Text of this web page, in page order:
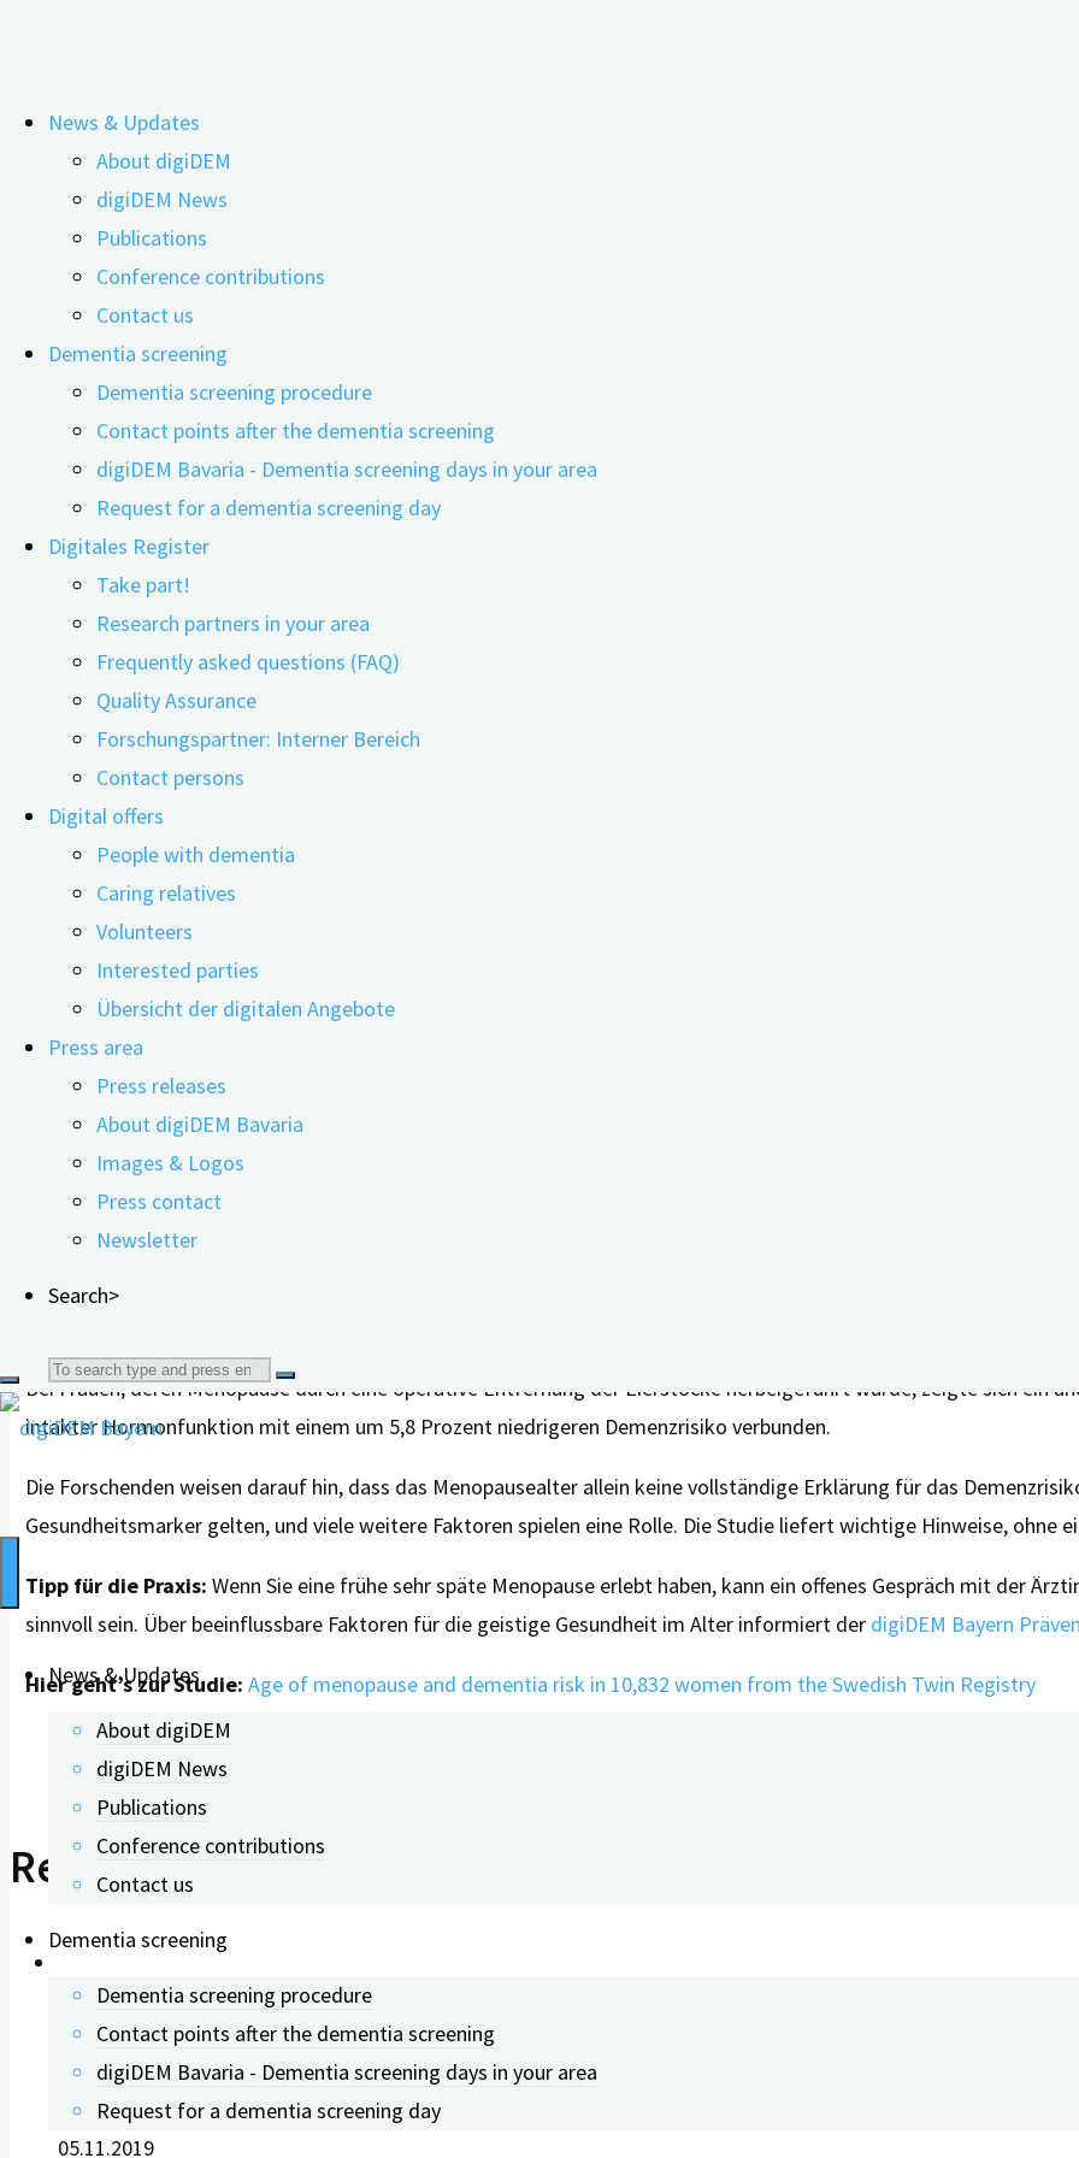
to
content
News & Updates
About digiDEM
digiDEM News
Publications
Conference contributions
Contact us
Dementia screening
Dementia screening procedure
Contact points after the dementia screening
digiDEM Bavaria - Dementia screening days in your area
Request for a dementia screening day
Digitales Register
Take part!
Research partners in your area
Frequently asked questions (FAQ)
Quality Assurance
Forschungspartner: Interner Bereich
Contact persons
Digital offers
People with dementia
Caring relatives
Volunteers
Interested parties
Übersicht der digitalen Angebote
Press area
Press releases
About digiDEM Bavaria
Images & Logos
Press contact
Newsletter
Search>
Search
for:
News & Updates
About digiDEM
digiDEM News
Publications
Conference contributions
Contact us
Dementia screening
Dementia screening procedure
Contact points after the dementia screening
digiDEM Bavaria - Dementia screening days in your area
Request for a dementia screening day
Frühzeitig oder spät: Wie beeinflusst der Zeitpunkt der
Menopause das Demenzrisiko?
29.05.202629.05.2026
Ob die Menopause früh oder spät eintritt, könnte eine Rolle für das spätere Demenzrisiko spielen. Diese Frage hat
größten Studien zu diesem Thema untersucht.
Mehr als 10.000 Frauen über Jahrzehnte begleitet
durchschnittliche Alter bei natürlicher Menopause lag in dieser Gruppe bei etwa 51 Jahren.
Sowohl sehr früh als auch sehr spät ist mit höherem Risiko verbunden
Das zentrale Ergebnis ist, dass sowohl ein sehr früher als auch ein sehr später Eintritt der natürlichen Menopause
das Risiko rund um das Durchschnittsalter 51 am niedrigsten lag. Frauen, bei denen die Menopause bereits mit 31
Demenzrisiko im Vergleich zu Frauen mit durchschnittlichem Menopausealter. Frauen mit einem Menopauseeintritt
Risiko. Eine frühe Menopause vor dem 45. Lebensjahr war insgesamt mit einem um rund 20 Prozent erhöhten
Bei Frauen, deren Menopause durch eine operative Entfernung der Eierstöcke herbeigeführt wurde, zeigte sich ein
intakter Hormonfunktion mit einem um 5,8 Prozent niedrigeren Demenzrisiko verbunden.
Die Forschenden weisen darauf hin, dass das Menopausealter allein keine vollständige Erklärung für das
Gesundheitsmarker gelten, und viele weitere Faktoren spielen eine Rolle. Die Studie liefert wichtige Hinweise, ohne
Tipp für die Praxis: Wenn Sie eine frühe sehr späte Menopause erlebt haben, kann ein offenes Gespräch mit der
sinnvoll sein. Über beeinflussbare Faktoren für die geistige Gesundheit im Alter informiert der digiDEM Bayern
Hier geht’s zur Studie: Age of menopause and dementia risk in 10,832 women from the Swedish Twin Registry
Related Posts
Dementia: What helps with challenging behavior?
05.11.2019